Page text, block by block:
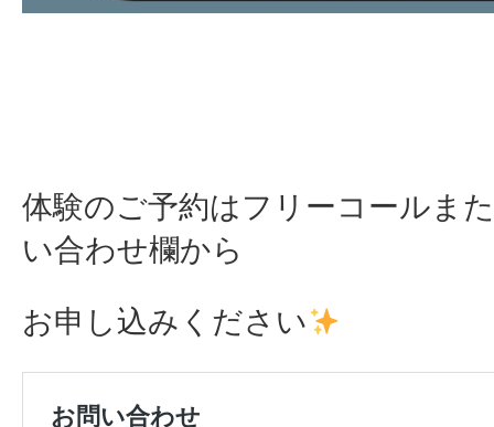
体験のご予約はフリーコールま
い合わせ欄から
お申し込みください